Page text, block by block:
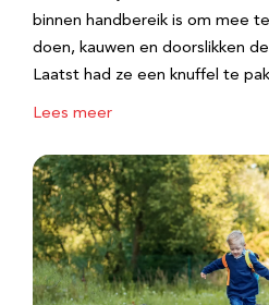
binnen handbereik is om mee
doen, kauwen en doorslikken
Laatst had ze een knuffel te
Lees meer